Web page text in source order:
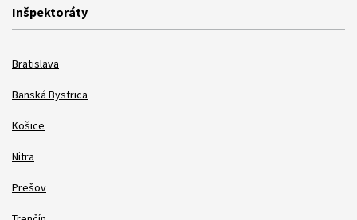
Inšpektoráty
Bratislava
Banská Bystrica
Košice
Nitra
Prešov